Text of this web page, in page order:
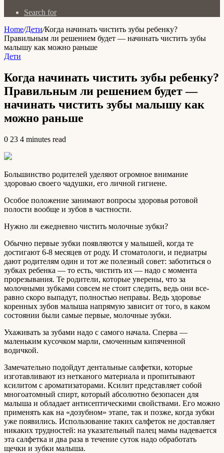
Search for
Home/Дети/Когда начинать чистить зубы ребенку?
Правильным ли решением будет — начинать чистить зубы
малышу как можно раньше
Дети
Когда начинать чистить зубы ребенку?
Правильным ли решением будет —
начинать чистить зубы малышу как
можно раньше
0 23 4 minutes read
Большинство родителей уделяют огромное внимание
здоровью своего чадушки, его личной гигиене.
Особое положение занимают вопросы здоровья ротовой
полости вообще и зубов в частности.
Нужно ли ежедневно чистить молочные зубки?
Обычно первые зубки появляются у малышей, когда те
достигают 6-8 месяцев от роду. И стоматологи, и педиатры
дают родителям один и тот же полезный совет: заботиться о
зубках ребенка — то есть, чистить их — надо с момента
прорезывания. Те родители, которые уверены, что за
молочными зубками совсем не стоит следить, ведь они все-
равно скоро выпадут, полностью неправы. Ведь здоровье
коренных зубов малыша напрямую зависит от того, в каком
состоянии были самые первые, молочные зубки.
Ухаживать за зубами надо с самого начала. Сперва —
маленьким кусочком марли, смоченным кипяченной
водичкой.
Замечательно подойдут дентальные салфетки, которые
изготавливают из нетканого материала и пропитывают
ксилитом с ароматизаторами. Ксилит представляет собой
многоатомный спирт, который абсолютно безопасен для
малыша и обладает антисептическими свойствами. Его можно
применять как на «дозубном» этапе, так и позже, когда зубки
уже появились. Использование таких салфеток не доставляет
никаких трудностей: на указательный палец мамы надевается
эта салфетка и два раза в течение суток надо обработать
щечки и зубки малыша.